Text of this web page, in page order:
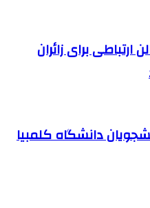
ارتباطی برای زائران
دانشگاه کلمبیا